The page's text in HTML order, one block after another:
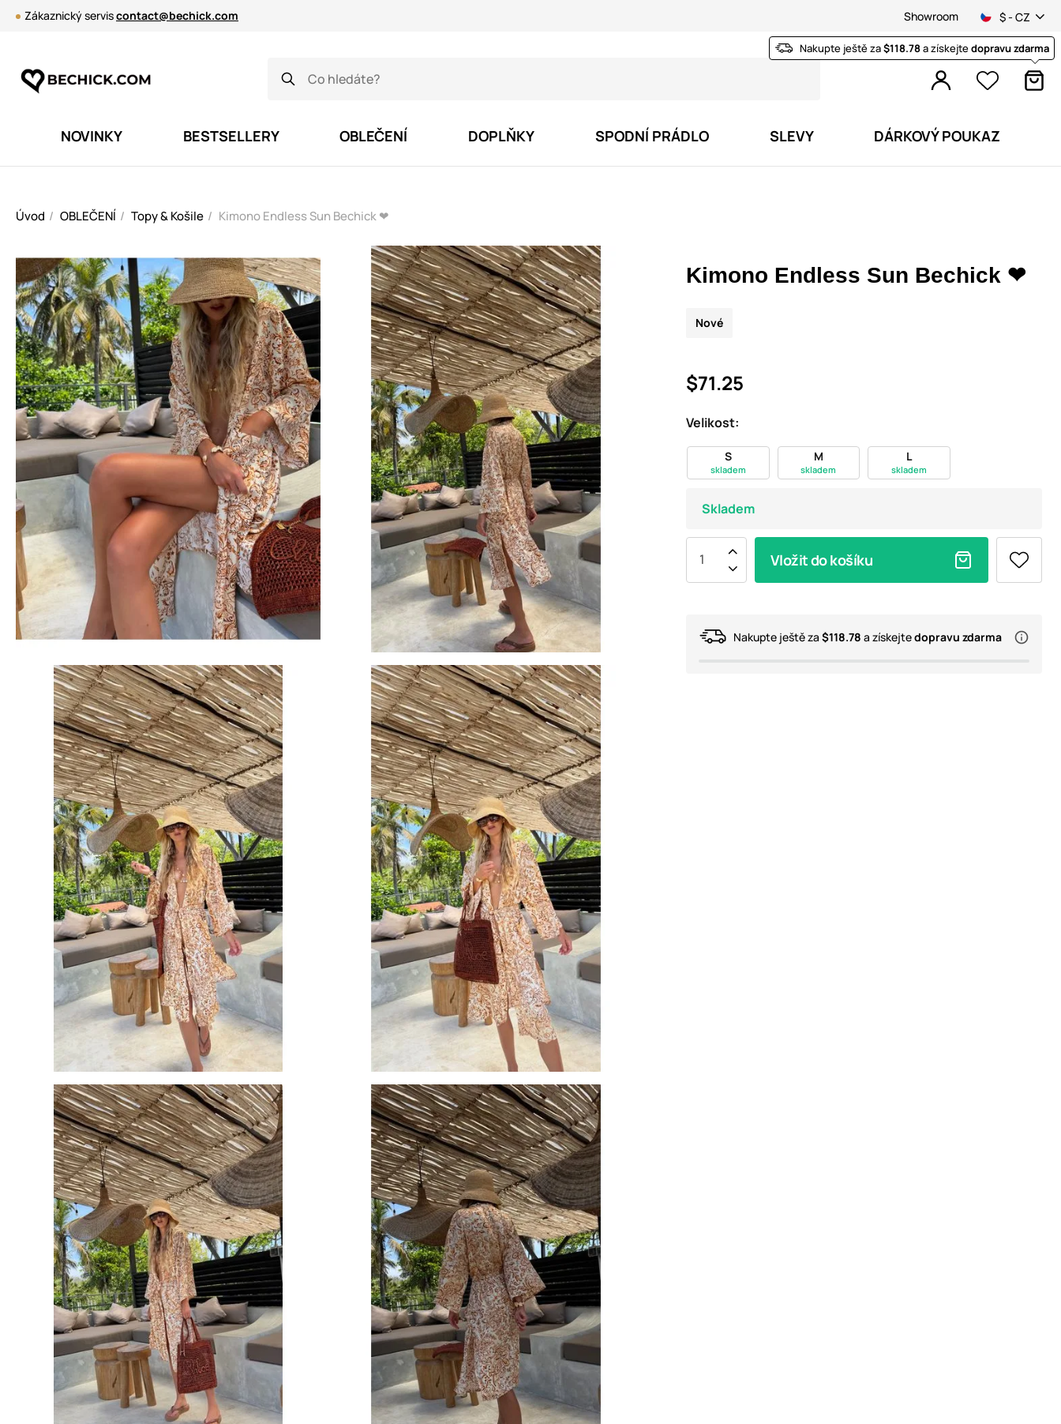
Zákaznický serviscontact@bechick.com Showroom $ - CZ
Nakupte ještě za$118.78a získejtedopravu zdarma
NOVINKY BESTSELLERY OBLEČENÍ DOPLŇKY SPODNÍ PRÁDLO SLEVY DÁRKOVÝ POUKAZ
Úvod OBLEČENÍ Topy & Košile Kimono Endless Sun Bechick ❤
Kimono Endless Sun Bechick ❤
$71.25
Nové
Velikost:
S
skladem
M
skladem
L
skladem
Skladem
Vložit do košíku
Nakupte ještě za $118.78 a získejtedopravu zdarma